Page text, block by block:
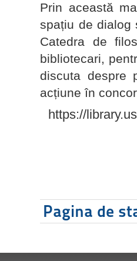
Prin această
spațiu de dialog
Catedra de
bibliotecari,
discuta despre
acțiune în
https://
Pagina de